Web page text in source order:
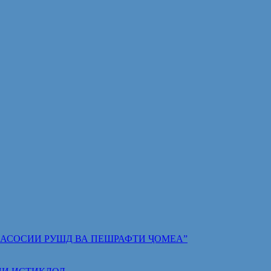
АСОСИИ РУШД ВА ПЕШРАФТИ ҶОМЕА”